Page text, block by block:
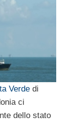
Verde di
ci
dello stato